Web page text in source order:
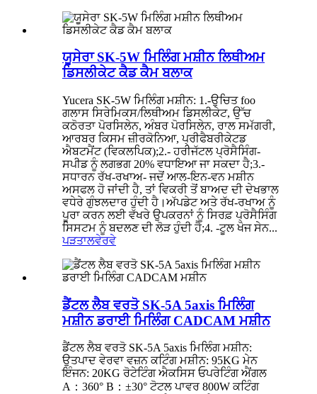
ਯੂਸੇਰਾ SK-5W ਮਿਲਿੰਗ ਮਸ਼ੀਨ ਲਿਥੀਅਮ
ਡਿਸਲੀਕੇਟ ਕੈਡ ਕੈਮ ਬਲਾਕ
Yucera SK-5W ਮਿਲਿੰਗ ਮਸ਼ੀਨ: 1.-ਉਚਿਤ foo
ਗਲਾਸ ਸਿਰੇਮਿਕਸ/ਲਿਥੀਅਮ ਡਿਸਲੀਕੇਟ, ਉੱਚ
ਕਠੋਰਤਾ ਪੋਰਸਿਲੇਨ, ਅੰਬਰ ਪੋਰਸਿਲੇਨ, ਰਾਲ ਸਮੱਗਰੀ,
ਆਰਬਰ ਕਿਸਮ ਜ਼ੀਰਕੋਨਿਆ, ਪ੍ਰੀਫੈਬਰੀਕੇਟਡ
ਐਬਟਮੈਂਟ (ਵਿਕਲਪਿਕ);2.- ਹਰੀਜੱਟਲ ਪ੍ਰੋਸੈਸਿੰਗ-
ਸਪੀਡ ਨੂੰ ਲਗਭਗ 20% ਵਧਾਇਆ ਜਾ ਸਕਦਾ ਹੈ;3.-
ਸਧਾਰਨ ਰੱਖ-ਰਖਾਅ- ਜਦੋਂ ਆਲ-ਇਨ-ਵਨ ਮਸ਼ੀਨ
ਅਸਫਲ ਹੋ ਜਾਂਦੀ ਹੈ, ਤਾਂ ਵਿਕਰੀ ਤੋਂ ਬਾਅਦ ਦੀ ਦੇਖਭਾਲ
ਵਧੇਰੇ ਗੁੰਝਲਦਾਰ ਹੁੰਦੀ ਹੈ।ਅੱਪਡੇਟ ਅਤੇ ਰੱਖ-ਰਖਾਅ ਨੂੰ
ਪੂਰਾ ਕਰਨ ਲਈ ਵੱਖਰੇ ਉਪਕਰਨਾਂ ਨੂੰ ਸਿਰਫ਼ ਪ੍ਰੋਸੈਸਿੰਗ
ਸਿਸਟਮ ਨੂੰ ਬਦਲਣ ਦੀ ਲੋੜ ਹੁੰਦੀ ਹੈ;4. -ਟੂਲ ਖੋਜ ਸੇਨ...
ਪੜਤਾਲਵੇਰਵੇ
ਡੈਂਟਲ ਲੈਬ ਵਰਤੋ SK-5A 5axis ਮਿਲਿੰਗ
ਮਸ਼ੀਨ ਡਰਾਈ ਮਿਲਿੰਗ CADCAM ਮਸ਼ੀਨ
ਡੈਂਟਲ ਲੈਬ ਵਰਤੋ SK-5A 5axis ਮਿਲਿੰਗ ਮਸ਼ੀਨ:
ਉਤਪਾਦ ਵੇਰਵਾ ਵਜ਼ਨ ਕਟਿੰਗ ਮਸ਼ੀਨ: 95KG ਮੇਨ
ਇੰਜਨ: 20KG ਰੋਟੇਟਿੰਗ ਐਕਸਿਸ ਓਪਰੇਟਿੰਗ ਐਂਗਲ
A：360° B：±30° ਟੋਟਲ ਪਾਵਰ 800W ਕਟਿੰਗ